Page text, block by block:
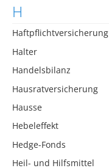
H
Haftpflichtversicherung
Halter
Handelsbilanz
Hausratversicherung
Hausse
Hebeleffekt
Hedge-Fonds
Heil- und Hilfsmittel